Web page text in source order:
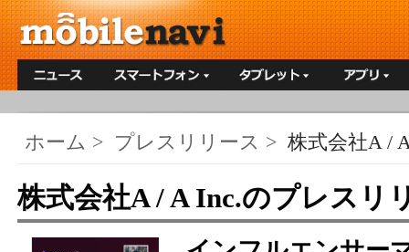
ホーム > プレスリリース > 株式会社A /
株式会社A / A Inc.のプレスリ